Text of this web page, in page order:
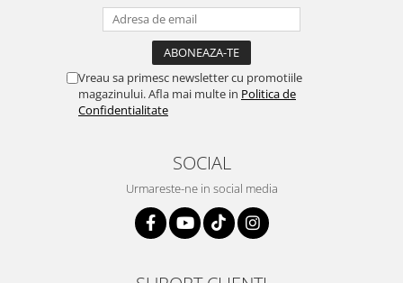
Vreau sa primesc newsletter cu promotiile
magazinului. Afla mai multe in Politica de
Confidentialitate
SOCIAL
Urmareste-ne in social media